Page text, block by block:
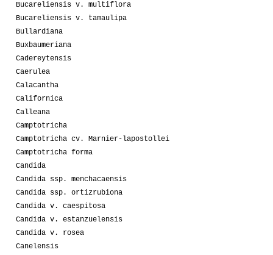
Bucareliensis v. multiflora
Bucareliensis v. tamaulipa
Bullardiana
Buxbaumeriana
Cadereytensis
Caerulea
Calacantha
Californica
Calleana
Camptotricha
Camptotricha cv. Marnier-lapostollei
Camptotricha forma
Candida
Candida ssp. menchacaensis
Candida ssp. ortizrubiona
Candida v. caespitosa
Candida v. estanzuelensis
Candida v. rosea
Canelensis